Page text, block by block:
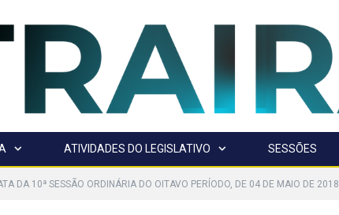
ATIVIDADES DO LEGISLATIVO SESSÕES
DA 10ª SESSÃO ORDINÁRIA DO OITAVO PERÍODO, DE 04 DE MAIO DE 2018